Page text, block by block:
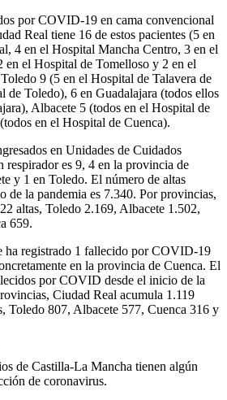
por COVID-19 en cama convencional
Real tiene 16 de estos pacientes (5 en
4 en el Hospital Mancha Centro, 3 en el
en el Hospital de Tomelloso y 2 en el
9 (5 en el Hospital de Talavera de
de Toledo), 6 en Guadalajara (todos ellos
Albacete 5 (todos en el Hospital de
en el Hospital de Cuenca).
en Unidades de Cuidados
respirador es 9, 4 en la provincia de
y 1 en Toledo. El número de altas
de la pandemia es 7.340. Por provincias,
altas, Toledo 2.169, Albacete 1.502,
659.
ha registrado 1 fallecido por COVID-19
en la provincia de Cuenca. El
por COVID desde el inicio de la
Ciudad Real acumula 1.119
Toledo 807, Albacete 577, Cuenca 316 y
de Castilla-La Mancha tienen algún
de coronavirus.